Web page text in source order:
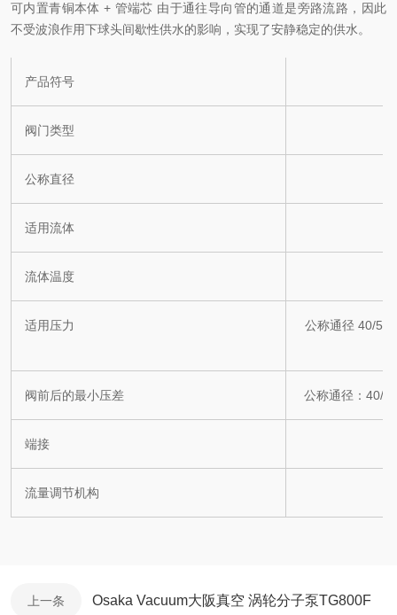
可内置青铜本体 + 管端芯 由于通往导向管的通道是旁路流路，因此
不受波浪作用下球头间歇性供水的影响，实现了安静稳定的供水。
产品符号
阀门类型
公称直径
适用流体
流体温度
适用压力 公称通径 40/50
阀前后的最小压差 公称通径：40/
端接
流量调节机构
上一条 Osaka Vacuum大阪真空 涡轮分子泵TG800F